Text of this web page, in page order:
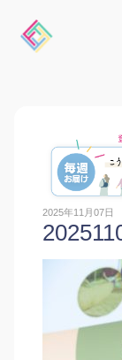
2025年11月07日